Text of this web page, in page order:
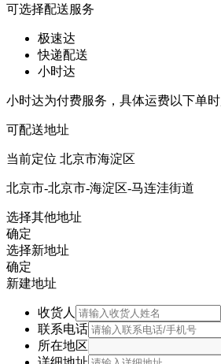
可选择配送服务
极速达
快递配送
小时达
小时达为付费服务，具体运费以下单
可配送地址
当前定位 北京市海淀区
北京市-北京市-海淀区-马连洼街道
选择其他地址
确定
选择新地址
确定
新建地址
收货人
联系电话
所在地区